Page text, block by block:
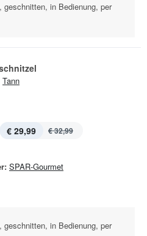
geschnitten, in Bedienung, per
Tann
€ 29,99 € 32,99
SPAR-Gourmet
geschnitten, in Bedienung, per